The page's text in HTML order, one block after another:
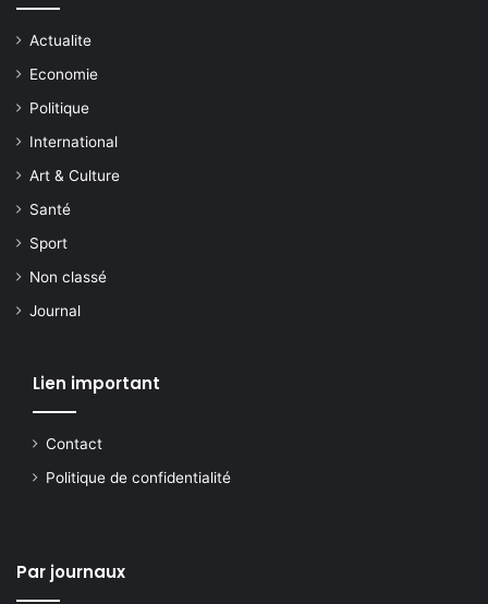
Actualite
Economie
Politique
International
Art & Culture
Santé
Sport
Non classé
Journal
Lien important
Contact
Politique de confidentialité
Par journaux